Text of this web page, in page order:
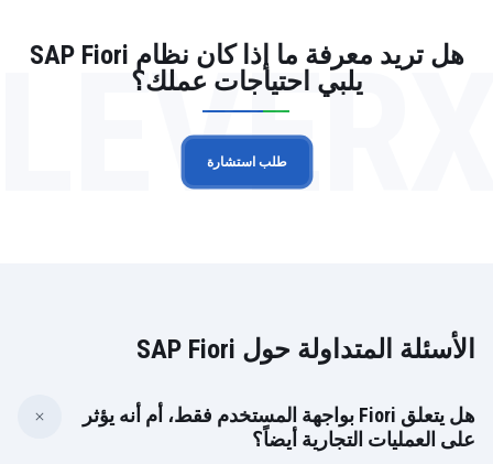
هل تريد معرفة ما إذا كان نظام SAP Fiori
يلبي احتياجات عملك؟
طلب استشارة
الأسئلة المتداولة حول SAP Fiori
هل يتعلق Fiori بواجهة المستخدم فقط، أم أنه يؤثر
على العمليات التجارية أيضاً؟